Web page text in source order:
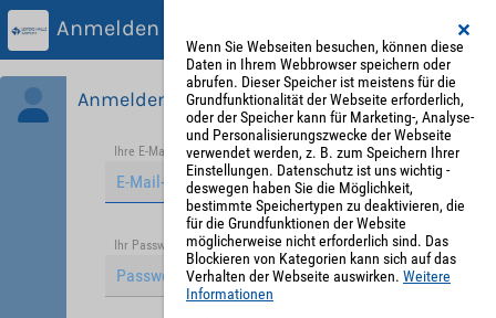
Anmelden
Anmelden
Ihre E-Mail-Adresse *
Passwort vergessen?
Ihr Passwort *
Wenn Sie Webseiten besuchen, können diese
Daten in Ihrem Webbrowser speichern oder
abrufen. Dieser Speicher ist meistens für die
Grundfunktionalität der Webseite erforderlich,
oder der Speicher kann für Marketing-, Analyse-
und Personalisierungszwecke der Webseite
verwendet werden, z. B. zum Speichern Ihrer
Einstellungen. Datenschutz ist uns wichtig -
deswegen haben Sie die Möglichkeit,
bestimmte Speichertypen zu deaktivieren, die
für die Grundfunktionen der Website
möglicherweise nicht erforderlich sind. Das
Blockieren von Kategorien kann sich auf das
Verhalten der Webseite auswirken. Weitere
Informationen